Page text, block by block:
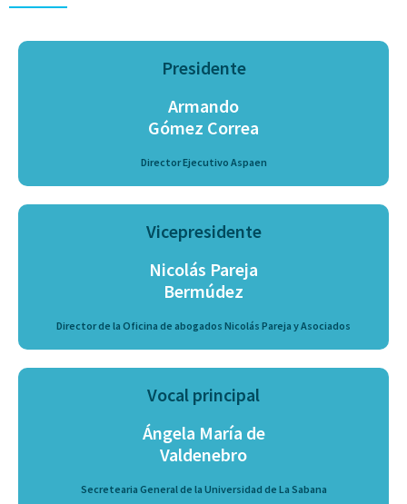
Presidente
Armando
Gómez Correa
Director Ejecutivo Aspaen
Vicepresidente
Nicolás Pareja
Bermúdez
Director de la Oficina de abogados Nicolás Pareja y Asociados
Vocal principal
Ángela María de
Valdenebro
Secretearia General de la Universidad de La Sabana